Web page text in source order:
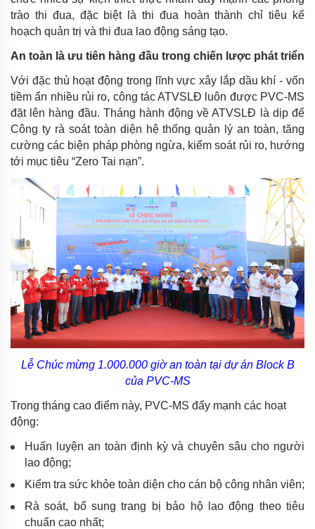
trào thi đua, đặc biệt là thi đua hoàn thành chỉ tiêu kế
hoạch quản trị và thi đua lao động sáng tạo.
An toàn là ưu tiên hàng đầu trong chiến lược phát triển
Với đặc thù hoạt động trong lĩnh vực xây lắp dầu khí - vốn
tiềm ẩn nhiều rủi ro, công tác ATVSLĐ luôn được PVC-MS
đặt lên hàng đầu. Tháng hành động về ATVSLĐ là dịp để
Công ty rà soát toàn diện hệ thống quản lý an toàn, tăng
cường các biện pháp phòng ngừa, kiểm soát rủi ro, hướng
tới mục tiêu “Zero Tai nạn”.
Lễ Chúc mừng 1.000.000 giờ an toàn tại dự án Block B
của PVC-MS
Trong tháng cao điểm này, PVC-MS đẩy mạnh các hoạt
động:
Huấn luyện an toàn định kỳ và chuyên sâu cho người
lao động;
Kiểm tra sức khỏe toàn diện cho cán bộ công nhân viên;
Rà soát, bổ sung trang bị bảo hộ lao động theo tiêu
chuẩn cao nhất;